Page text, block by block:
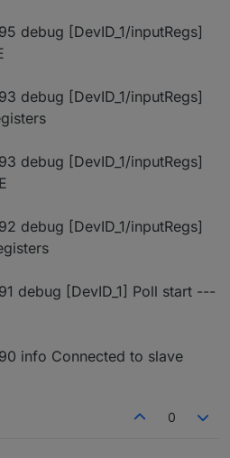
debug [DevID_1/inputRegs]
debug [DevID_1/inputRegs]
debug [DevID_1/inputRegs]
debug [DevID_1/inputRegs]
debug [DevID_1] Poll start ---
info Connected to slave
0